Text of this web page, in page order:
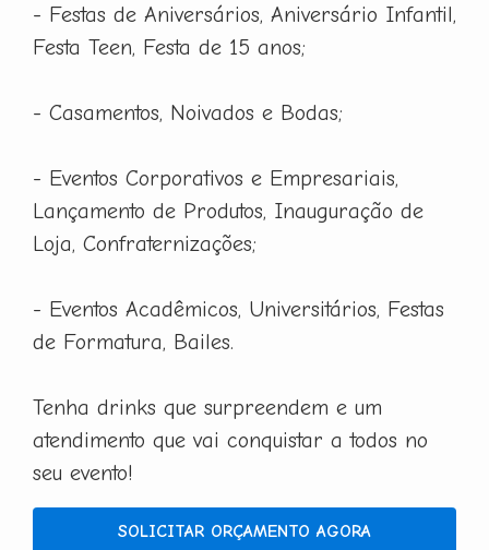
- Festas de Aniversários, Aniversário Infantil,
Festa Teen, Festa de 15 anos;
- Casamentos, Noivados e Bodas;
- Eventos Corporativos e Empresariais,
Lançamento de Produtos, Inauguração de
Loja, Confraternizações;
- Eventos Acadêmicos, Universitários, Festas
de Formatura, Bailes.
Tenha drinks que surpreendem e um
atendimento que vai conquistar a todos no
seu evento!
SOLICITAR ORÇAMENTO AGORA